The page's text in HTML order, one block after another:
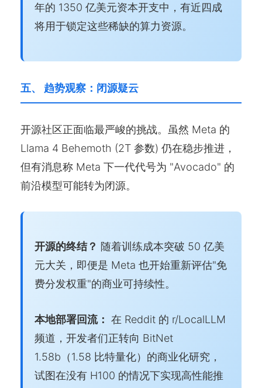
年的 1350 亿美元资本开支中，有近四成
将用于锁定这些稀缺的算力资源。
五、 趋势观察：闭源疑云
开源社区正面临最严峻的挑战。虽然 Meta 的
Llama 4 Behemoth (2T 参数) 仍在稳步推进，
但有消息称 Meta 下一代代号为 "Avocado" 的
前沿模型可能转为闭源。
开源的终结？ 随着训练成本突破 50 亿美
元大关，即便是 Meta 也开始重新评估"免
费分发权重"的商业可持续性。
本地部署回流： 在 Reddit 的 r/LocalLLM
频道，开发者们正转向 BitNet
1.58b（1.58 比特量化）的商业化研究，
试图在没有 H100 的情况下实现高性能推